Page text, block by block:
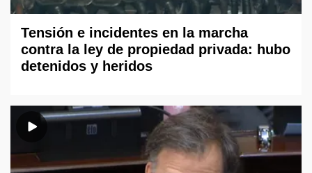
Tensión e incidentes en la marcha
contra la ley de propiedad privada: hubo
detenidos y heridos